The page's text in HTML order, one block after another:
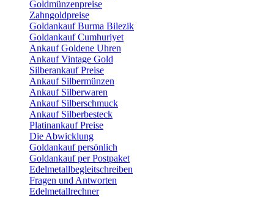
Goldmünzenpreise
Zahngoldpreise
Goldankauf Burma Bilezik
Goldankauf Cumhuriyet
Ankauf Goldene Uhren
Ankauf Vintage Gold
Silberankauf Preise
Ankauf Silbermünzen
Ankauf Silberwaren
Ankauf Silberschmuck
Ankauf Silberbesteck
Platinankauf Preise
Die Abwicklung
Goldankauf persönlich
Goldankauf per Postpaket
Edelmetallbegleitschreiben
Fragen und Antworten
Edelmetallrechner